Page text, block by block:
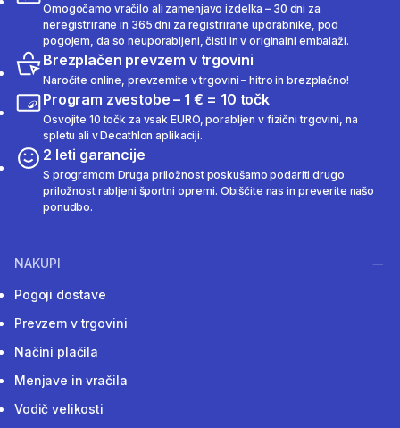
Omogočamo vračilo ali zamenjavo izdelka – 30 dni za
neregistrirane in 365 dni za registrirane uporabnike, pod
pogojem, da so neuporabljeni, čisti in v originalni embalaži.
Brezplačen prevzem v trgovini
Naročite online, prevzemite v trgovini – hitro in brezplačno!
Program zvestobe – 1 € = 10 točk
Osvojite 10 točk za vsak EURO, porabljen v fizični trgovini, na
spletu ali v Decathlon aplikaciji.
2 leti garancije
S programom Druga priložnost poskušamo podariti drugo
priložnost rabljeni športni opremi. Obiščite nas in preverite našo
ponudbo.
NAKUPI
Pogoji dostave
Prevzem v trgovini
Načini plačila
Menjave in vračila
Vodič velikosti